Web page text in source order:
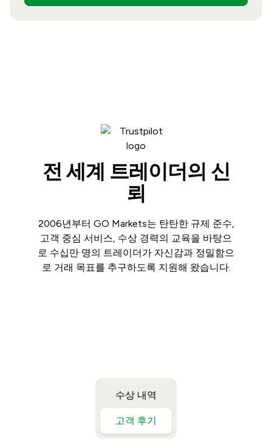
전 세계 트레이더의 신
뢰
2006년부터 GO Markets는 탄탄한 규제 준수,
고객 중심 서비스, 수상 경력의 교육을 바탕으
로 수십만 명의 트레이더가 자신감과 정밀함으
로 거래 목표를 추구하도록 지원해 왔습니다.
수상 내역
고객 후기